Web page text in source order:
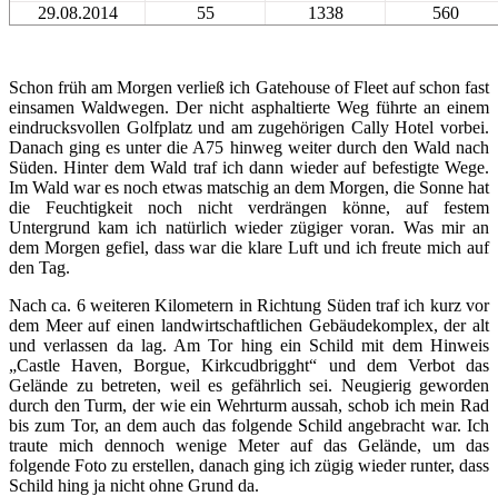
29.08.2014
55 1338 560
Schon früh am Morgen verließ ich Gatehouse of Fleet auf schon fast
einsamen Waldwegen. Der nicht asphaltierte Weg führte an einem
eindrucksvollen Golfplatz und am zugehörigen Cally Hotel vorbei.
Danach ging es unter die A75 hinweg weiter durch den Wald nach
Süden. Hinter dem Wald traf ich dann wieder auf befestigte Wege.
Im Wald war es noch etwas matschig an dem Morgen, die Sonne hat
die Feuchtigkeit noch nicht verdrängen könne, auf festem
Untergrund kam ich natürlich wieder zügiger voran. Was mir an
dem Morgen gefiel, dass war die klare Luft und ich freute mich auf
den Tag.
Nach ca. 6 weiteren Kilometern in Richtung Süden traf ich kurz vor
dem Meer auf einen landwirtschaftlichen Gebäudekomplex, der alt
und verlassen da lag. Am Tor hing ein Schild mit dem Hinweis
„Castle Haven, Borgue, Kirkcudbrigght“ und dem Verbot das
Gelände zu betreten, weil es gefährlich sei. Neugierig geworden
durch den Turm, der wie ein Wehrturm aussah, schob ich mein Rad
bis zum Tor, an dem auch das folgende Schild angebracht war. Ich
traute mich dennoch wenige Meter auf das Gelände, um das
folgende Foto zu erstellen, danach ging ich zügig wieder runter, dass
Schild hing ja nicht ohne Grund da.